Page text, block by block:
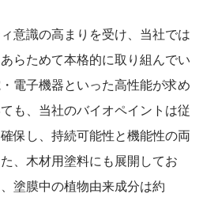
意識の高まりを受け、当社では
らためて本格的に取り組んでい
電子機器といった高性能が求め
も、当社のバイオペイントは従
保し、持続可能性と機能性の両
、木材用塗料にも展開してお
塗膜中の植物由来成分は約